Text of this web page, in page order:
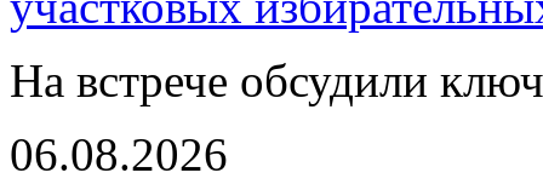
На встрече обсудили
06.08.2026